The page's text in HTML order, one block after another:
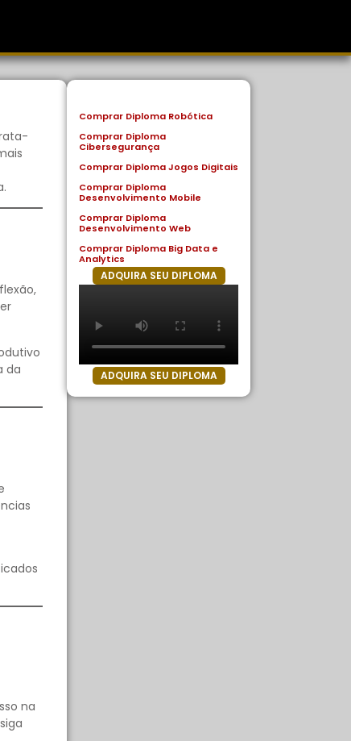
da
na
Comprar Diploma Robótica
Comprar Diploma
Cibersegurança
Comprar Diploma Jogos Digitais
Comprar Diploma
Desenvolvimento Mobile
Comprar Diploma
Desenvolvimento Web
Comprar Diploma Big Data e
Analytics
ADQUIRA SEU DIPLOMA
ADQUIRA SEU DIPLOMA